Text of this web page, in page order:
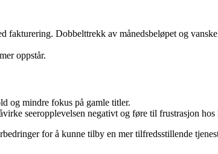
fakturering. Dobbelttrekk av månedsbeløpet og
oppstår.
og mindre fokus på gamle titler.
seeropplevelsen negativt og føre til frustrasjon hos
for å kunne tilby en mer tilfredsstillende